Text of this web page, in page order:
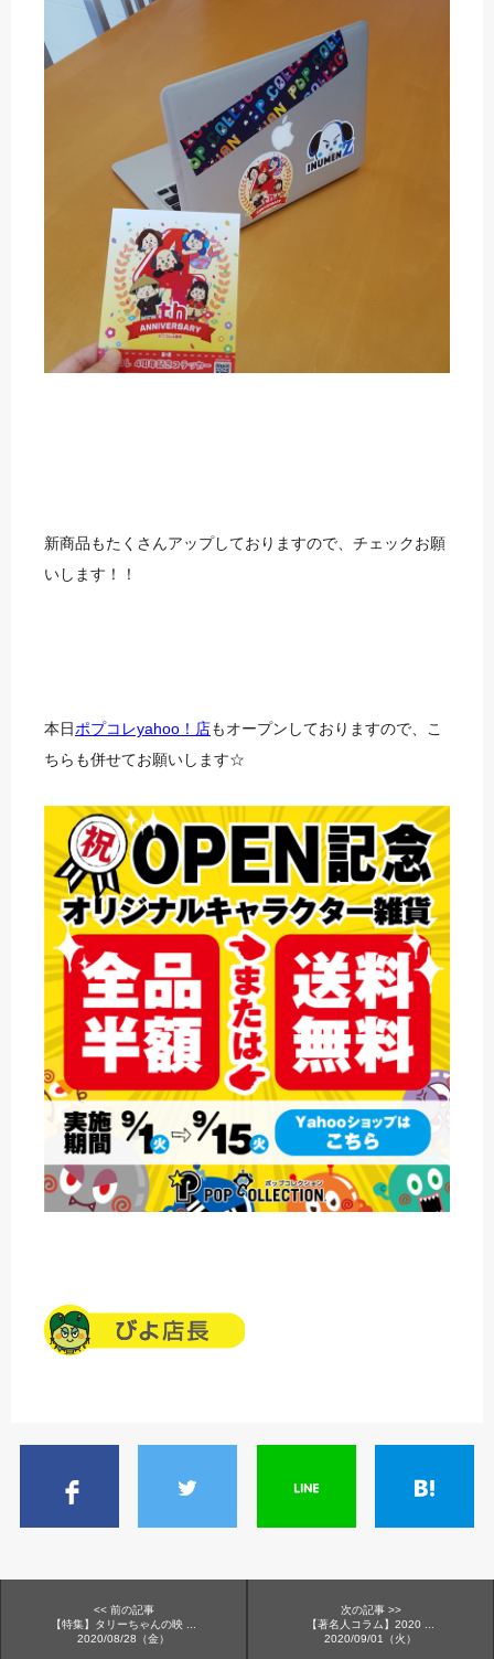
新商品もたくさんアップしておりますので、チェックお願
いします！！
本日ポプコレyahoo！店もオープンしておりますので、こ
ちらも併せてお願いします☆
<< 前の記事
【特集】タリーちゃんの映 ...
2020/08/28（金）
次の記事 >>
【著名人コラム】2020 ...
2020/09/01（火）